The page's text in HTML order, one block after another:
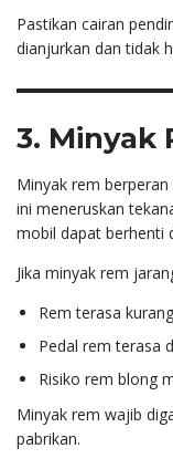
Pastikan cairan
dianjurkan dan tidak
3. Minyak
Minyak rem
ini meneruskan
mobil dapat berhenti
Jika minyak rem
Rem terasa
Pedal rem terasa
Risiko rem blong
Minyak rem wajib
pabrikan.